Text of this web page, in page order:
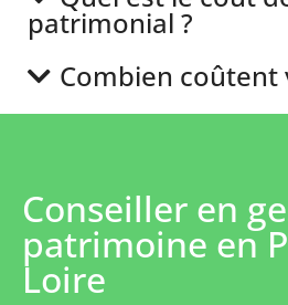
patrimonial ?
Combien coûtent
Conseiller en
patrimoine en
Loire